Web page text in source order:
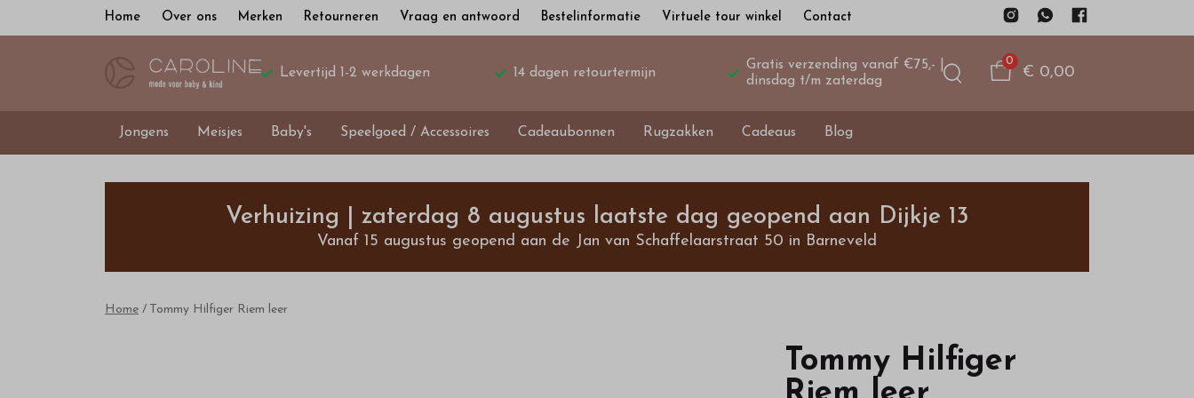
Home Over ons Merken Retourneren Vraag en antwoord Bestelinformatie Virtuele tour winkel Contact
Levertijd 1-2 werkdagen 14 dagen retourtermijn
Gratis verzending vanaf €75,- |
dinsdag t/m zaterdag
0
€ 0,00
Jongens Meisjes Baby's Speelgoed / Accessoires Cadeaubonnen Rugzakken Cadeaus Blog
Tommy
Riem
Verhuizing | zaterdag 8 augustus laatste dag geopend aan Dijkje 13
Vanaf 15 augustus geopend aan de Jan van Schaffelaarstraat 50 in Barneveld
Home Tommy Hilfiger Riem leer
Tommy Hilfiger